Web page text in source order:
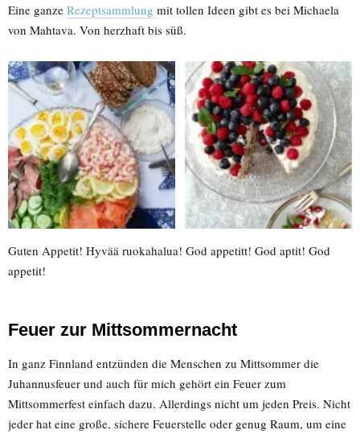
Eine ganze Rezeptsammlung mit tollen Ideen gibt es bei Michaela
von Mahtava. Von herzhaft bis süß.
Guten Appetit! Hyvää ruokahalua! God appetitt! God aptit! God
appetit!
Feuer zur Mittsommernacht
In ganz Finnland entzünden die Menschen zu Mittsommer die
Juhannusfeuer und auch für mich gehört ein Feuer zum
Mittsommerfest einfach dazu. Allerdings nicht um jeden Preis. Nicht
jeder hat eine große, sichere Feuerstelle oder genug Raum, um eine